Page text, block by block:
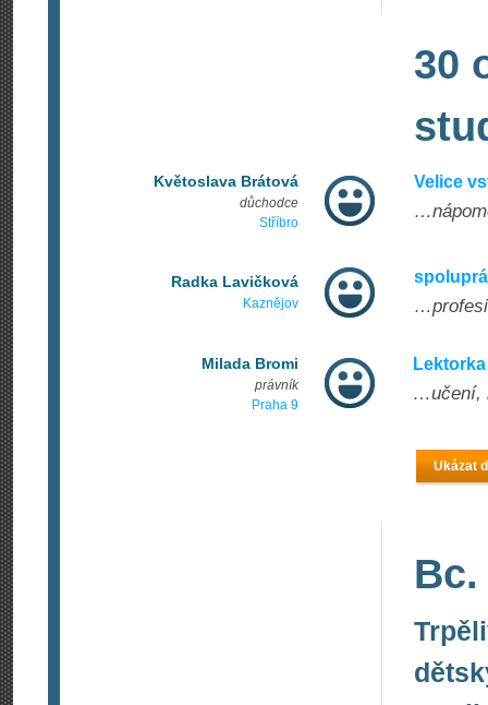
30
Květoslava Brátová
důchodce
Stříbro
Velice
Radka Lavičková
Kaznějov
Milada Bromi
právník
Praha 9
…učení,
Ukázat